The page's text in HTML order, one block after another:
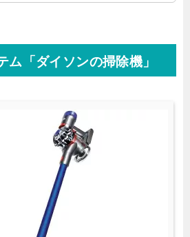
ム「ダイソンの掃除機」